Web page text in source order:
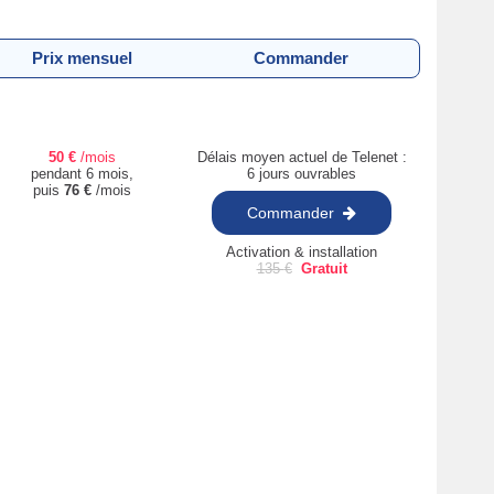
Prix mensuel Commander
50 € /mois
pendant 6 mois,
puis 76 € /mois
Délais moyen actuel de Telenet :
6 jours ouvrables
Commander
Activation & installation
135€ Gratuit